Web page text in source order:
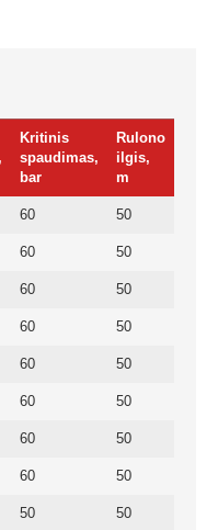
Kritinis
spaudimas,
bar
Rulono
ilgis,
m
60 50
60 50
60 50
60 50
60 50
60 50
60 50
60 50
50 50